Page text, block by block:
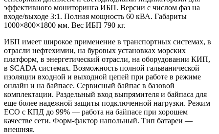
эффективного мониторинга ИБП. Версии с числом фаз на
входе/выходе 3:1. Полная мощность 60 кВА. Габариты
1000×800×1800 мм. Вес ИБП 790 кг.
ИБП имеет широкое применение в транспортных системах, в
отрасли нефтехимии, на буровых установках морских
платформ, в энергетический отрасли, на оборудовании КИП,
в SCADA системах. Возможность полной гальванической
изоляции входной и выходной цепей при работе в режиме
онлайн и на байпасе. Сервисный байпас в базовой
комплектации. Раздельный вход выпрямителя и байпаса для
еще более надежной защиты подключенной нагрузки. Режим
ECO с КПД до 99% — работа на байпасе при хорошем
качестве сети. Форм-фактор напольный. Тип батареи —
внешняя.